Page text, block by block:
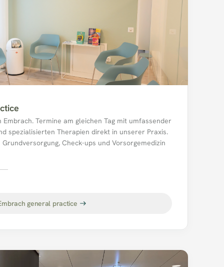
Termine am gleichen Tag mit umfassender
spezialisierten Therapien direkt in unserer Praxis.
Check-ups und Vorsorgemedizin
general practice